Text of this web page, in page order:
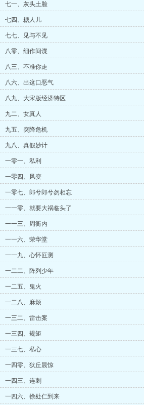
七一、灰头土脸
七四、糖人儿
七七、见与不见
八零、细作间谍
八三、不准你走
八六、出这口恶气
八九、大宋版经济特区
九二、女真人
九五、突降危机
九八、真假妙计
一零一、私利
一零四、风变
一零七、郎兮郎兮勿相忘
一一零、就要大祸临头了
一一三、周衙内
一一六、荣华堂
一一九、心怀叵测
一二二、阵列少年
一二五、鬼火
一二八、麻烦
一三二、雷击案
一三四、规矩
一三七、私心
一四零、狄丘晨惊
一四三、连刺
一四六、徐处仁到来